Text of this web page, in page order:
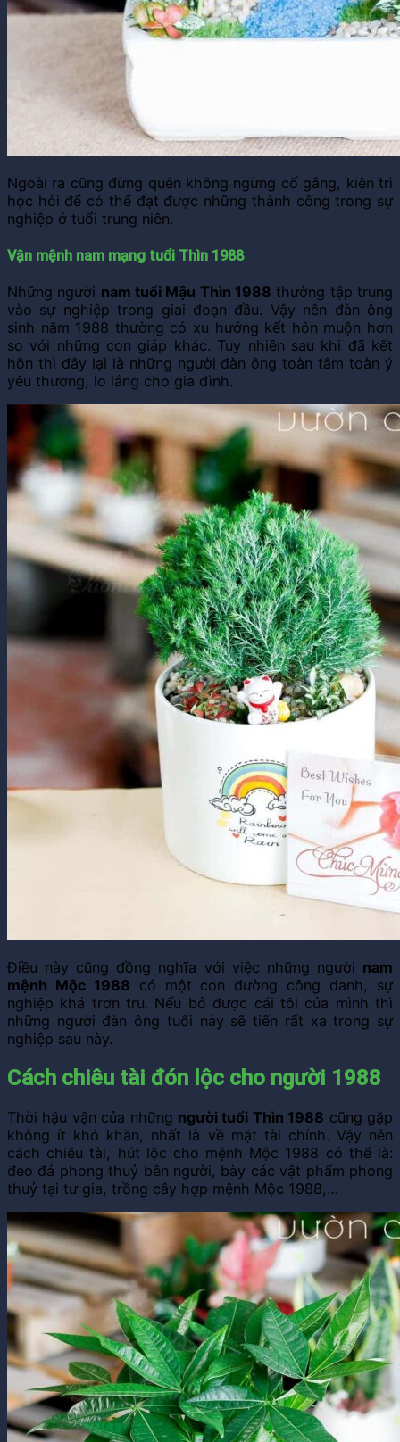
Ngoài ra cũng đừng quên không ngừng cố gắng, kiên trì
học hỏi để có thể đạt được những thành công trong sự
nghiệp ở tuổi trung niên.
Vận mệnh nam mạng tuổi Thìn 1988
Những người nam tuổi Mậu Thìn 1988 thường tập trung
vào sự nghiệp trong giai đoạn đầu. Vậy nên đàn ông
sinh năm 1988 thường có xu hướng kết hôn muộn hơn
so với những con giáp khác. Tuy nhiên sau khi đã kết
hôn thì đây lại là những người đàn ông toàn tâm toàn ý
yêu thương, lo lắng cho gia đình.
Điều này cũng đồng nghĩa với việc những người nam
mệnh Mộc 1988 có một con đường công danh, sự
nghiệp khá trơn tru. Nếu bỏ được cái tôi của mình thì
những người đàn ông tuổi này sẽ tiến rất xa trong sự
nghiệp sau này.
Cách chiêu tài đón lộc cho người 1988
Thời hậu vận của những người tuổi Thìn 1988 cũng gặp
không ít khó khăn, nhất là về mặt tài chính. Vậy nên
cách chiêu tài, hút lộc cho mệnh Mộc 1988 có thể là:
đeo đá phong thuỷ bên người, bày các vật phẩm phong
thuỷ tại tư gia, trồng cây hợp mệnh Mộc 1988,…